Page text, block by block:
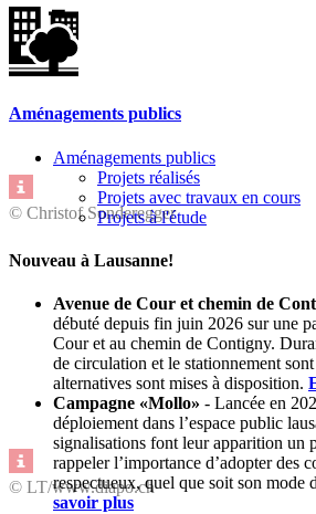
© Christof Sonderegger
© LT/www.diapo.ch
Aménagements publics
Aménagements publics
Projets réalisés
Projets avec travaux en cours
Projets à l'étude
Nouveau à Lausanne!
Avenue de Cour et chemin de
débuté depuis fin juin 2026 sur une
Cour et au chemin de Contigny.
de circulation et le stationnement
alternatives sont mises à disposition.
Campagne «Mollo» - Lancée en
déploiement dans l’espace public
signalisations font leur apparition un
rappeler l’importance d’adopter des
respectueux, quel que soit son mode
savoir plus